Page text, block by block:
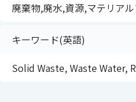
廃棄物,廃水,資源,マテリア
キーワード(英語)
Solid Waste, Waste Water,